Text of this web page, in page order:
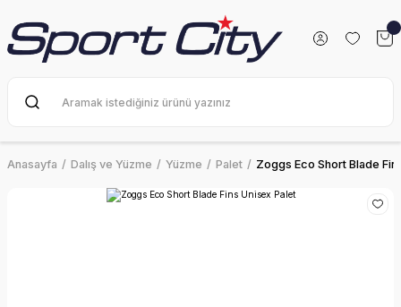
Anasayfa Dalış ve Yüzme Yüzme Palet Zoggs Eco Short Blade